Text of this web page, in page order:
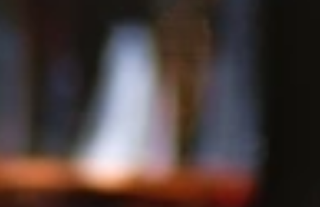
paella en blauwe bessen yoghurtijsjes